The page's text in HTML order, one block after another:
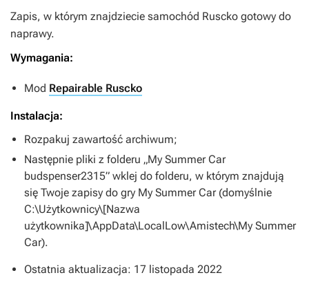
Zapis, w którym znajdziecie samochód Ruscko gotowy do
naprawy.
Wymagania:
Mod Repairable Ruscko
Instalacja:
Rozpakuj zawartość archiwum;
Następnie pliki z folderu „My Summer Car
budspenser2315” wklej do folderu, w którym znajdują
się Twoje zapisy do gry My Summer Car (domyślnie
C:\Użytkownicy\[Nazwa
użytkownika]\AppData\LocalLow\Amistech\My Summer
Car).
Ostatnia aktualizacja: 17 listopada 2022